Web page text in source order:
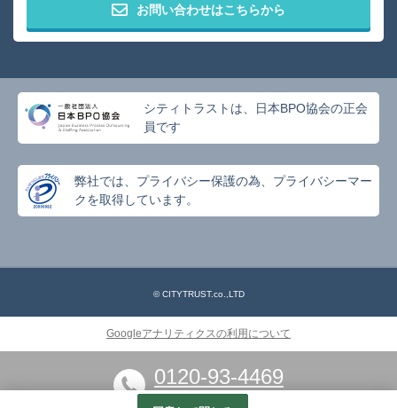
0120-93-4469
お問い合わせはこちらから
シティトラストは、日本BPO協会の正会
員です
弊社では、プライバシー保護の為、プライバシーマー
クを取得しています。
© CITYTRUST.co.,LTD
Googleアナリティクスの利用について